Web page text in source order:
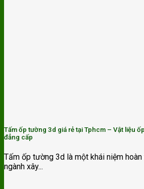
Tấm ốp tường 3d giá rẻ tại Tphcm – Vật liệu
đẳng cấp
Tấm ốp tường 3d là một khái niệm
ngành xây...